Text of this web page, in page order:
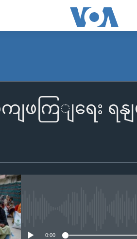
ျဖကြျရေး ရန
0:00